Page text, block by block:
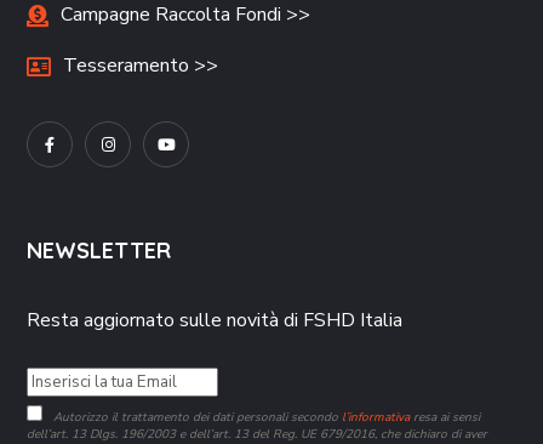
Campagne Raccolta Fondi >>
Tesseramento >>
NEWSLETTER
Resta aggiornato sulle novità di FSHD Italia
Autorizzo il trattamento dei dati personali secondo l’informativaresa ai sensi
dell’art. 13 Dlgs. 196/2003 e dell’art. 13 del Reg. UE 679/2016, che dichiaro di aver